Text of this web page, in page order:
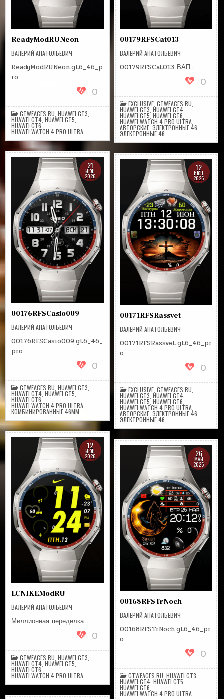
ReadyModRUNeon
ВАЛЕРИЙ АНАТОЛЬЕВИЧ
ReadyModRUNeon.gt6_46_p
ro
0
GTWFACES.RU ,HUAWEI GT3
HUAWEI GT4 ,HUAWEI GT5
HUAWEI GT6,
HUAWEI WATCH 4 PRO ULTRA
00179RFSCat013
ВАЛЕРИЙ АНАТОЛЬЕВИЧ
00179RFSCat013 ВАП…
0
EXCLUSIVE ,GTWFACES.RU
HUAWEI GT3 ,HUAWEI GT4
HUAWEI GT5,HUAWEI GT6,
HUAWEI WATCH 4 PRO ULTRA
АВТОРСКИЕ ,ЭЛЕКТРОННЫЕ 46
ЭЛЕКТРОННЫЕ 46
21
ИЮН
2026
00176RFSCasio009
ВАЛЕРИЙ АНАТОЛЬЕВИЧ
00176RFSCasio009.gt6_46_
pro
0
GTWFACES.RU ,HUAWEI GT3
HUAWEI GT4 ,HUAWEI GT5
HUAWEI GT6,
HUAWEI WATCH 4 PRO ULTRA
КОМБИНИРОВАННЫЕ 46ММ
12
ИЮН
2026
00171RFSRassvet
ВАЛЕРИЙ АНАТОЛЬЕВИЧ
00171RFSRassvet.gt6_46_pr
o
0
EXCLUSIVE ,GTWFACES.RU
HUAWEI GT3 ,HUAWEI GT4
HUAWEI GT5,HUAWEI GT6,
HUAWEI WATCH 4 PRO ULTRA
АВТОРСКИЕ ,ЭЛЕКТРОННЫЕ 46
ЭЛЕКТРОННЫЕ 46
12
ИЮН
2026
LCNIKEModRU
ВАЛЕРИЙ АНАТОЛЬЕВИЧ
Миллионная переделка…
0
GTWFACES.RU ,HUAWEI GT3
HUAWEI GT4 ,HUAWEI GT5
HUAWEI GT6,
HUAWEI WATCH 4 PRO ULTRA
26
МАЙ
2026
00168RFSTrNoch
ВАЛЕРИЙ АНАТОЛЬЕВИЧ
00168RFSTrNoch.gt6_46_pr
o
0
GTWFACES.RU ,HUAWEI GT3
HUAWEI GT4 ,HUAWEI GT5
HUAWEI GT6,
HUAWEI WATCH 4 PRO ULTRA